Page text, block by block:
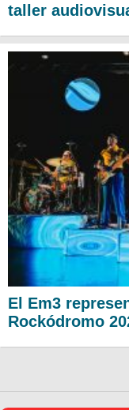
taller
El Em3
Rockódromo